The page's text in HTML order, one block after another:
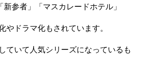
新参者」「マスカレードホテル」
やドラマ化もされています。
ていて人気シリーズになっているも